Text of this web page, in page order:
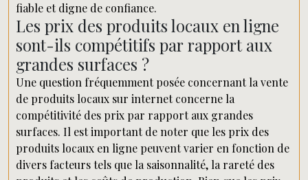
fiable et digne de confiance.
Les prix des produits locaux en ligne
sont-ils compétitifs par rapport aux
grandes surfaces ?
Une question fréquemment posée concernant la vente
de produits locaux sur internet concerne la
compétitivité des prix par rapport aux grandes
surfaces. Il est important de noter que les prix des
produits locaux en ligne peuvent varier en fonction de
divers facteurs tels que la saisonnalité, la rareté des